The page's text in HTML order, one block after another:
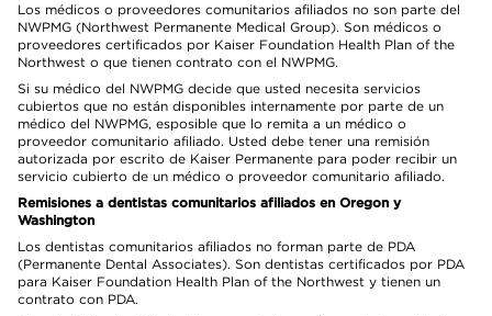
Los médicos o proveedores comunitarios afiliados no son parte del
NWPMG (Northwest Permanente Medical Group). Son médicos o
proveedores certificados por Kaiser Foundation Health Plan of the
Northwest o que tienen contrato con el NWPMG.
Si su médico del NWPMG decide que usted necesita servicios
cubiertos que no están disponibles internamente por parte de un
médico del NWPMG, esposible que lo remita a un médico o
proveedor comunitario afiliado. Usted debe tener una remisión
autorizada por escrito de Kaiser Permanente para poder recibir un
servicio cubierto de un médico o proveedor comunitario afiliado.
Remisiones a dentistas comunitarios afiliados en Oregon y
Washington
Los dentistas comunitarios afiliados no forman parte de PDA
(Permanente Dental Associates). Son dentistas certificados por PDA
para Kaiser Foundation Health Plan of the Northwest y tienen un
contrato con PDA.